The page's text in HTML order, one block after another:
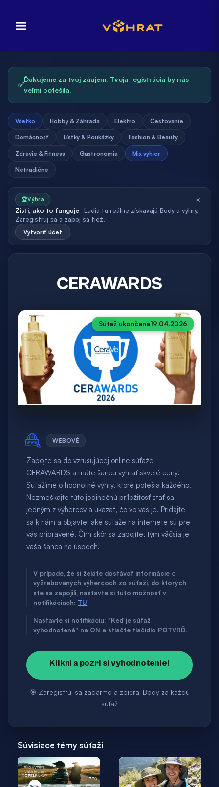
✅
Ďakujeme za tvoj záujem. Tvoja registrácia by nás
veľmi potešila.
Všetko Hobby & Záhrada Elektro Cestovanie
Domácnosť Lístky & Poukážky Fashion & Beauty
Zdravie & Fitness Gastronómia Mix výhier
Netradičné
🏆Výhra
Zisti, ako to funguje
Ľudia tu reálne získavajú Body a výhry.
Zaregistruj sa a zapoj sa tiež.
Vytvoriť účet
×
CERAWARDS
Súťaž ukončená19.04.2026
WEBOVÉ
Zapojte sa do vzrušujúcej online súťaže
CERAWARDS a máte šancu vyhrať skvelé ceny!
Súťažíme o hodnotné výhry, ktoré potešia každého.
Nezmeškajte túto jedinečnú príležitosť stať sa
jedným z výhercov a ukázať, čo vo vás je. Pridajte
sa k nám a objavte, aké súťaže na internete sú pre
vás pripravené. Čím skôr sa zapojíte, tým väčšia je
vaša šanca na úspech!
V prípade, že si želáte dostávať informácie o
vyžrebovaných výhercoch zo súťaží, do ktorých
ste sa zapojili, nastavte si túto možnosť v
notifikáciach: TU
Nastavte si notifikáciu: "Keď je súťaž
vyhodnotená" na ON a stlačte tlačidlo POTVRĎ.
Klikni a pozri si vyhodnotenie!
🎯 Zaregistruj sa zadarmo a zbieraj Body za každú
súťaž
Súvisiace témy súťaží